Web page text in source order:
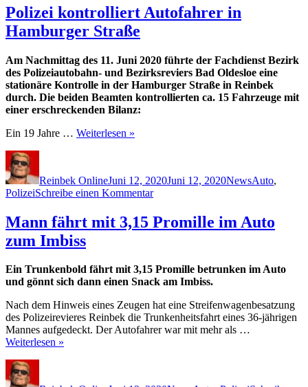
Zulassungsstelle
Kreis
Terminvereinbarung
Polizei kontrolliert Autofahrer in
Hamburger Straße
Am Nachmittag des 11. Juni 2020 führte der Fachdienst Bezirk
des Polizeiautobahn- und Bezirksreviers Bad Oldesloe eine
stationäre Kontrolle in der Hamburger Straße in Reinbek
durch. Die beiden Beamten kontrollierten ca. 15 Fahrzeuge mit
einer erschreckenden Bilanz:
Ein 19 Jahre … Weiterlesen »
Reinbek OnlineJuni 12, 2020Juni 12, 2020NewsAuto,
PolizeiSchreibe einen Kommentarzu
kontrolliert
Autofahrer
Straße
Mann fährt mit 3,15 Promille im Auto
zum Imbiss
Ein Trunkenbold fährt mit 3,15 Promille betrunken im Auto
und gönnt sich dann einen Snack am Imbiss.
Nach dem Hinweis eines Zeugen hat eine Streifenwagenbesatzung
des Polizeirevieres Reinbek die Trunkenheitsfahrt eines 36-jährigen
Mannes aufgedeckt. Der Autofahrer war mit mehr als …
Weiterlesen »